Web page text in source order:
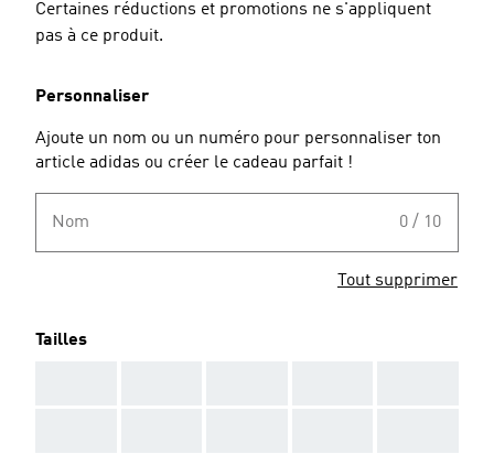
Certaines réductions et promotions ne s'appliquent
pas à ce produit.
Personnaliser
Ajoute un nom ou un numéro pour personnaliser ton
article adidas ou créer le cadeau parfait !
Nom 0 / 10
Tout supprimer
Tailles